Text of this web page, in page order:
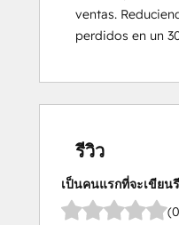
ventas.
perdidos en un
รีวิว
เป็นคนแรกที่จะเขียน